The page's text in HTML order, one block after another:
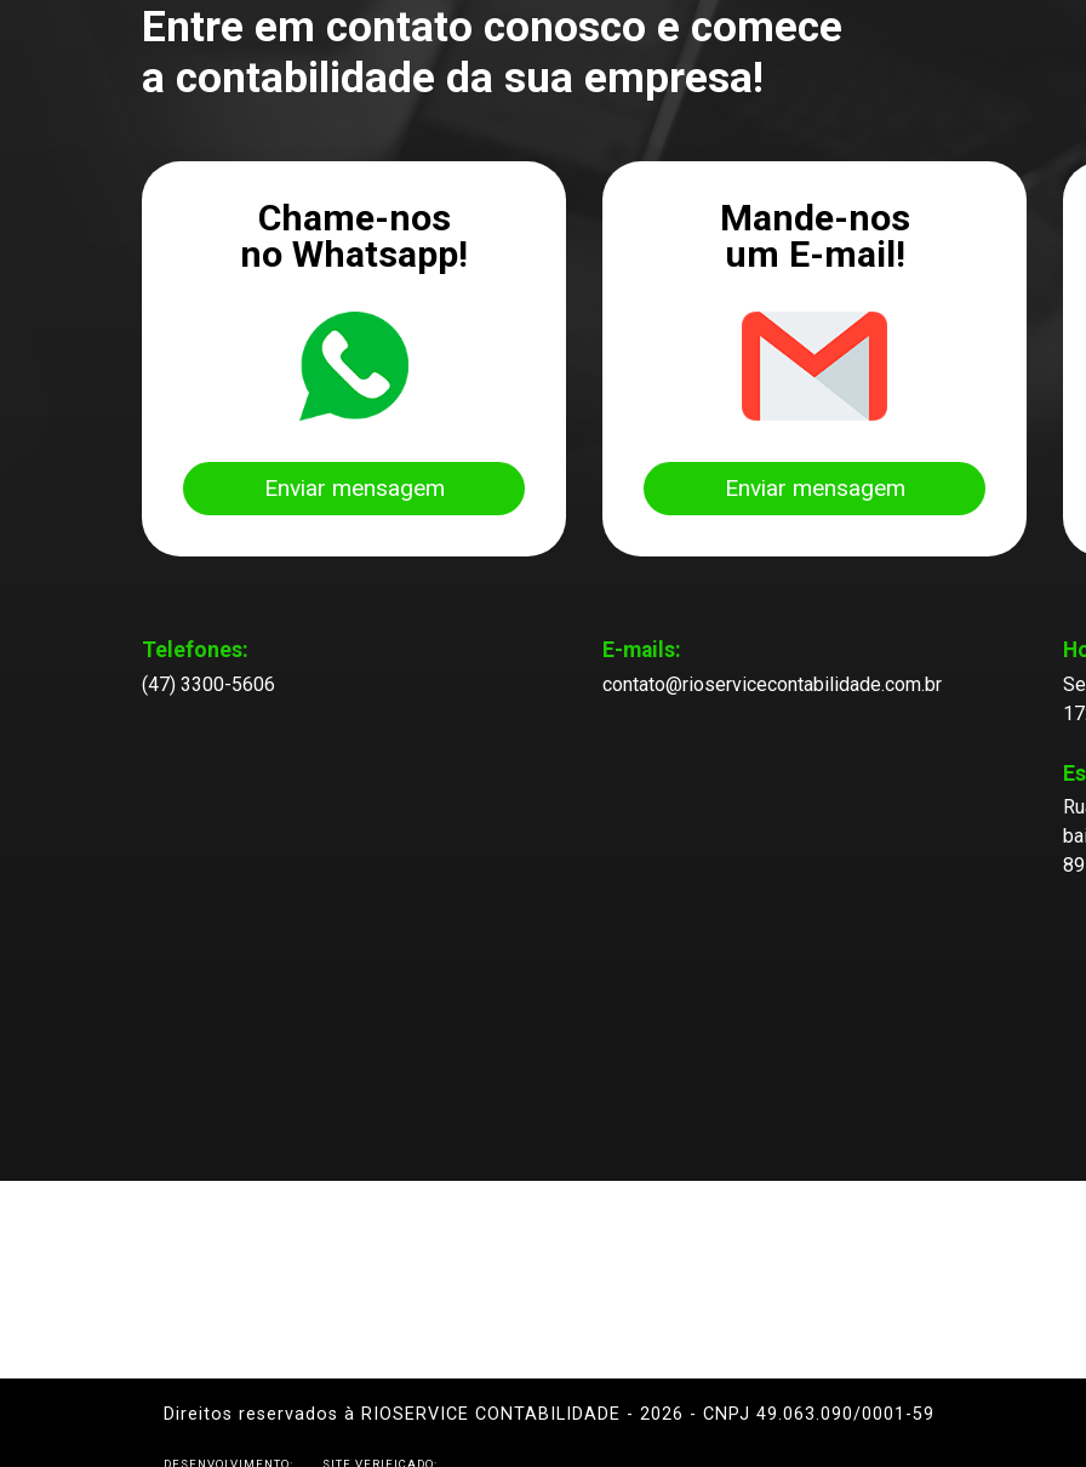
Entre em contato conosco e comece
a contabilidade da sua empresa!
Chame-nos
no Whatsapp!
Enviar mensagem
Mande-nos
um E-mail!
Enviar mensagem
Telefones:
(47) 3300-5606
E-mails:
contato@rioservicecontabilidade.com.br
Direitos reservados à RIOSERVICE CONTABILIDADE - 2026 - CNPJ 49.063.090/0001-59
DESENVOLVIMENTO: SITE VERIFICADO: